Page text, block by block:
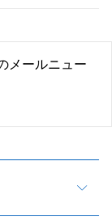
メールニュー